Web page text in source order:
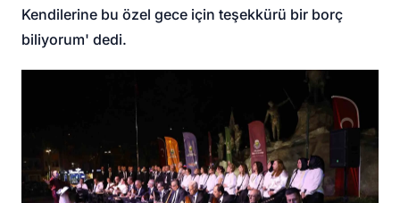
Kendilerine bu özel gece için teşekkürü bir borç
biliyorum' dedi.